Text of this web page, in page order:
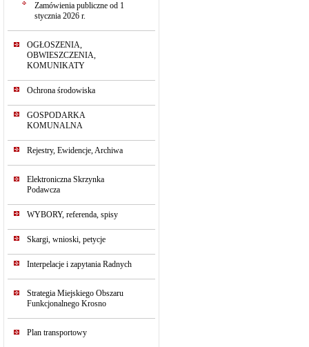
Zamówienia publiczne od 1
stycznia 2026 r.
OGŁOSZENIA,
OBWIESZCZENIA,
KOMUNIKATY
Ochrona środowiska
GOSPODARKA
KOMUNALNA
Rejestry, Ewidencje, Archiwa
Elektroniczna Skrzynka
Podawcza
WYBORY, referenda, spisy
Skargi, wnioski, petycje
Interpelacje i zapytania Radnych
Strategia Miejskiego Obszaru
Funkcjonalnego Krosno
Plan transportowy